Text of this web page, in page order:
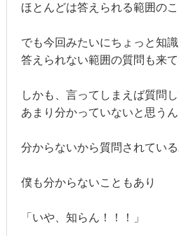
ほとんどは答えられる範囲のこ
でも今回みたいにちょっと知
答えられない範囲の質問も来て
しかも、言ってしまえば質問
あまり分かっていないと思うん
分からないから質問されてい
僕も分からないこともあり
「いや、知らん！！！」